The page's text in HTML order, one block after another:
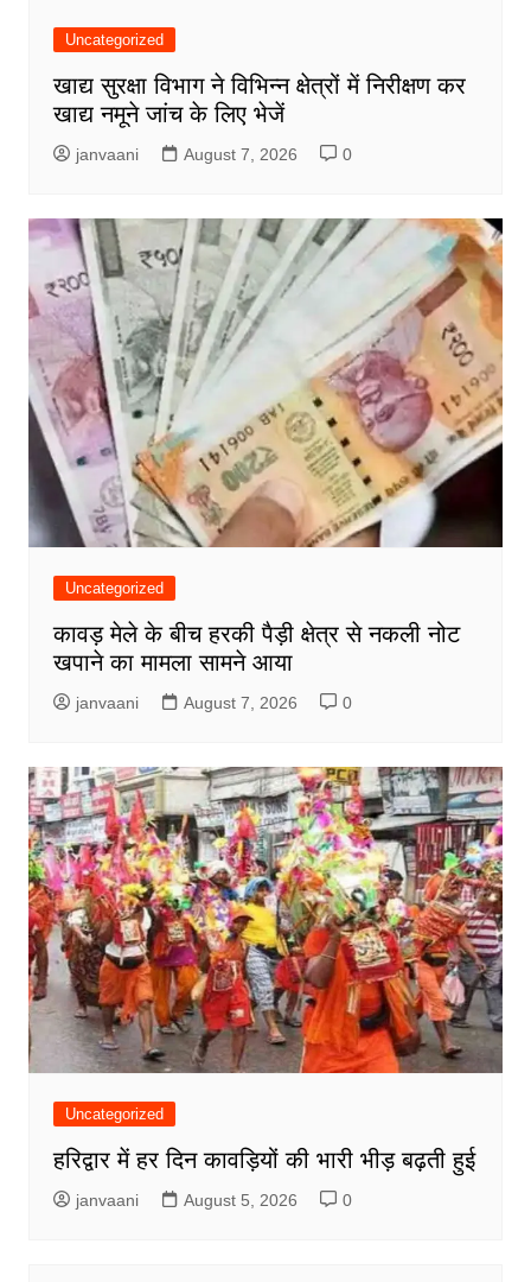
Uncategorized
खाद्य सुरक्षा विभाग ने विभिन्न क्षेत्रों में निरीक्षण कर
खाद्य नमूने जांच के लिए भेजें
janvaani August 7, 2026 0
Uncategorized
कावड़ मेले के बीच हरकी पैड़ी क्षेत्र से नकली नोट
खपाने का मामला सामने आया
janvaani August 7, 2026 0
Uncategorized
हरिद्वार में हर दिन कावड़ियों की भारी भीड़ बढ़ती हुई
janvaani August 5, 2026 0